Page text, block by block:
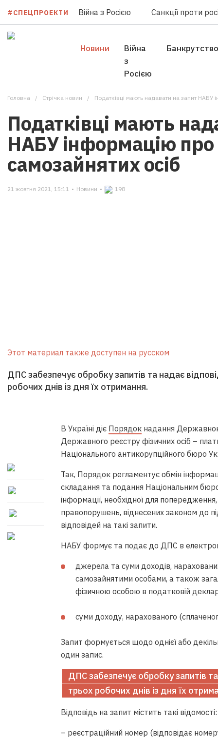
#СПЕЦПРОЕКТИ Війна з Росією Санкції проти
Новини
Війна
з
Росією
Банкрутство
Головна Стрічка новин Податківці мають надавати на запит НАБУ
Податківці мають
НАБУ інформацію
самозайнятих осіб
21 жовтня 2021, 15:11 • Новини • 198
Этот материал также доступен на русском
ДПС забезпечує обробку запитів та надає
робочих днів із дня їх отримання.
В Україні діє Порядок надання
Державного реєстру фізичних осіб –
Національного антикорупційного бюро
Так, Порядок регламентує обмін
складання та подання Національним
інформації, необхідної для
правопорушень, віднесених законом до
відповідей на такі запити.
НАБУ формує та подає до ДПС в
джерела та суми доходів,
самозайнятими особами, а також
фізичною особою в податковій
суми доходу, нарахованого
Запит формується щодо однієї або
один запис.
ДПС забезпечує обробку запитів
трьох робочих днів із дня їх
Відповідь на запит містить такі відомості:
– реєстраційний номер (відповідає